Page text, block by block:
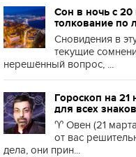
Сон в ночь с 20
толкование по
Сновидения в
текущие
нерешённый вопрос, ...
Гороскоп на
для всех
♈️ Овен (21
от вас
дела, они прин...